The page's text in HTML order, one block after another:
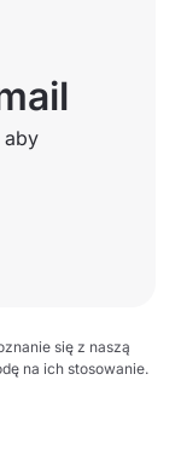
aby
się z naszą
na ich stosowanie.